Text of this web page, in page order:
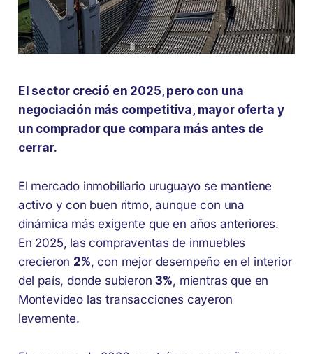
El sector creció en 2025, pero con una
negociación más competitiva, mayor oferta y
un comprador que compara más antes de
cerrar.
El mercado inmobiliario uruguayo se mantiene
activo y con buen ritmo, aunque con una
dinámica más exigente que en años anteriores.
En 2025, las compraventas de inmuebles
crecieron 2%, con mejor desempeño en el interior
del país, donde subieron3%, mientras que en
Montevideo las transacciones cayeron
levemente.